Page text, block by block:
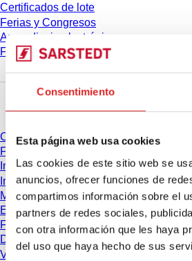
Consentimiento
Esta página web usa cookies
Las cookies de este sitio web se
anuncios, ofrecer funciones de
compartimos información sobre el
partners de redes sociales,
con otra información que les haya
del uso que haya hecho de sus
Certificados de lote
Ferias y Congresos
Aprendizaje electrónico
FAQ
Descarga
Catálogo
Folletos
Información del usuario
Instrucciones de uso
Manuales de instrucciones
Estudios
Ficha de seguridad
Declaraciones de conformidad
Vídeos